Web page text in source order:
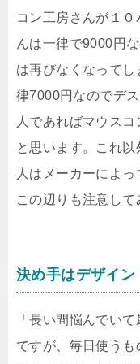
コン工房さんが１
んは一律で9000円
は再びなくなって
律7000円なのでデ
人であればマウス
と思います。これ
人はメーカーによ
この辺りも注意して
決め手はデザイン
「長い間悩んでい
ですが、毎日使うも